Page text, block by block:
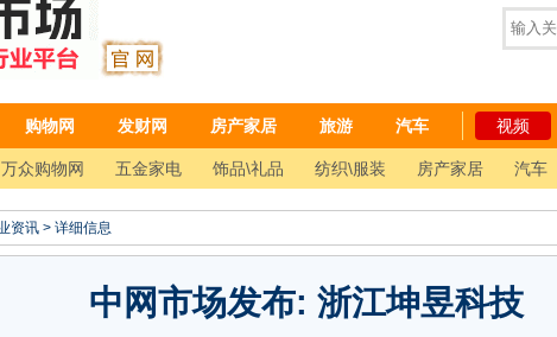
购物网 发财网 房产家居 旅游 汽车 视频
万众购物网 五金家电 饰品\礼品 纺织\服装 房产家居 汽车
资讯 > 详细信息
中网市场发布: 浙江坤昱科技